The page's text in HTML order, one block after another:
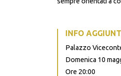
INFO
Palazzo
Domenica 10
Ore 20:00